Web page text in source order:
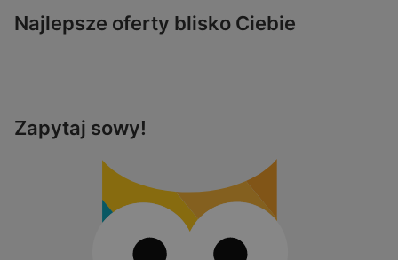
Najlepsze oferty blisko Ciebie
Zapytaj sowy!